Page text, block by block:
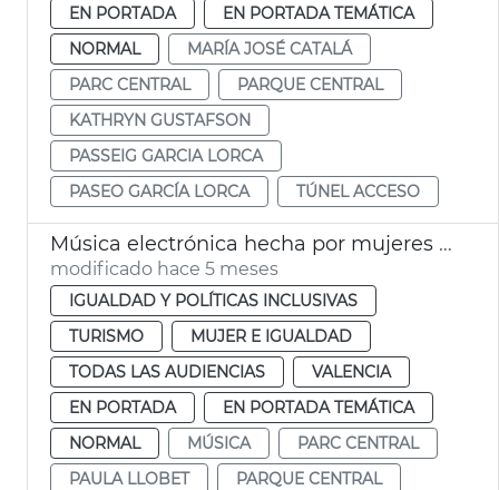
EN PORTADA
EN PORTADA TEMÁTICA
NORMAL
MARÍA JOSÉ CATALÁ
PARC CENTRAL
PARQUE CENTRAL
KATHRYN GUSTAFSON
PASSEIG GARCIA LORCA
PASEO GARCÍA LORCA
TÚNEL ACCESO
Música electrónica hecha por mujeres València 8M
modificado hace 5 meses
IGUALDAD Y POLÍTICAS INCLUSIVAS
TURISMO
MUJER E IGUALDAD
TODAS LAS AUDIENCIAS
VALENCIA
EN PORTADA
EN PORTADA TEMÁTICA
NORMAL
MÚSICA
PARC CENTRAL
PAULA LLOBET
PARQUE CENTRAL